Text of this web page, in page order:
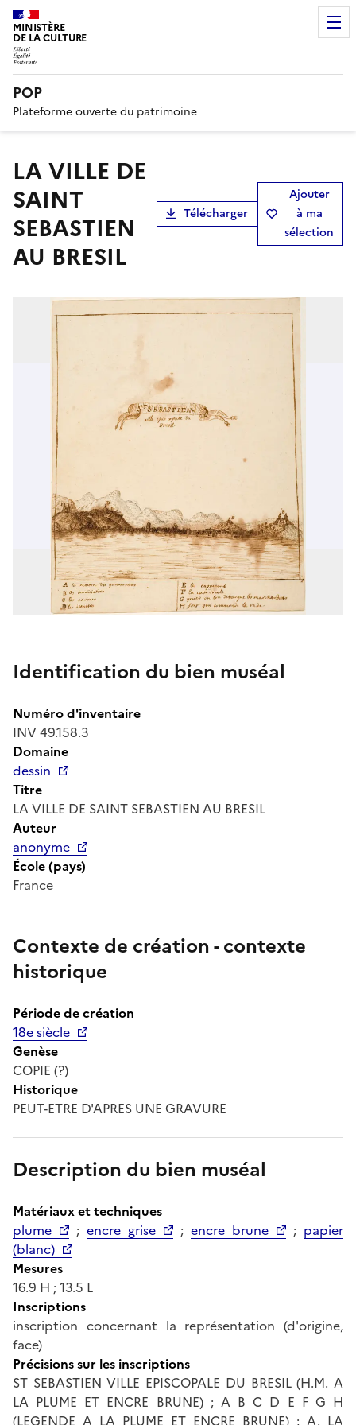
MINISTÈRE
DE LA CULTURE
POP
Plateforme ouverte du patrimoine
LA VILLE DE
SAINT
SEBASTIEN
AU BRESIL
Télécharger
Ajouter
à ma
sélection
Identification du bien muséal
Numéro d'inventaire
INV 49.158.3
Domaine
dessin
Titre
LA VILLE DE SAINT SEBASTIEN AU BRESIL
Auteur
anonyme
École (pays)
France
Contexte de création - contexte
historique
Période de création
18e siècle
Genèse
COPIE (?)
Historique
PEUT-ETRE D'APRES UNE GRAVURE
Description du bien muséal
Matériaux et techniques
plume
; encre grise ; encre brune ; papier
(blanc)
Mesures
16.9 H ; 13.5 L
Inscriptions
inscription concernant la représentation (d'origine,
face)
Précisions sur les inscriptions
ST SEBASTIEN VILLE EPISCOPALE DU BRESIL (H.M. A
LA PLUME ET ENCRE BRUNE) ; A B C D E F G H
(LEGENDE A LA PLUME ET ENCRE BRUNE) ; A. LA